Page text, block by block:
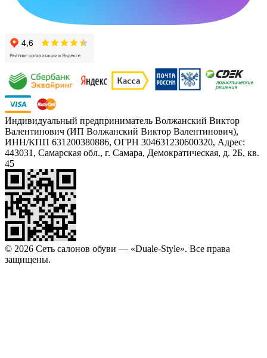
Индивидуальный предприниматель Волжанский Виктор
Валентинович (ИП Волжанский Виктор Валентинович),
ИНН/КПП 631200380886, ОГРН 304631230600320, Адрес:
443031, Самарская обл., г. Самара, Демократическая, д. 2Б, кв.
45
© 2026 Сеть салонов обуви — «Duale-Style». Все права
защищены.